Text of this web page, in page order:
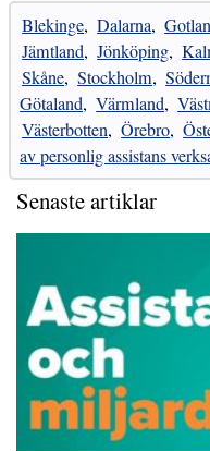
Blekinge, Dalarna,
Jämtland, Jönköping,
Skåne, Stockholm,
Götaland, Värmland,
Västerbotten, Örebro,
av personlig assistans
Senaste artiklar